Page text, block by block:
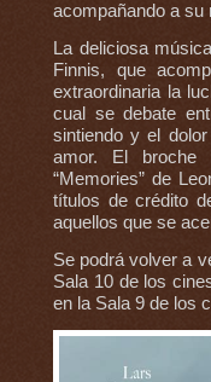
acompañando a su
La deliciosa
Finnis, que
extraordinaria la
cual se debate
sintiendo y el
amor. El
“Memories” de
títulos de crédito
aquellos que se
Se podrá volver a
Sala 10 de los
en la Sala 9 de los